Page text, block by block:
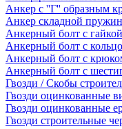
Анкер с ''Г'' образным
Анкер складной
Анкерный болт с гайкой
Анкерный болт с
Анкерный болт с
Анкерный болт с
Гвозди / Скобы
Гвозди оцинкованные
Гвозди оцинкованные
Гвозди строительные